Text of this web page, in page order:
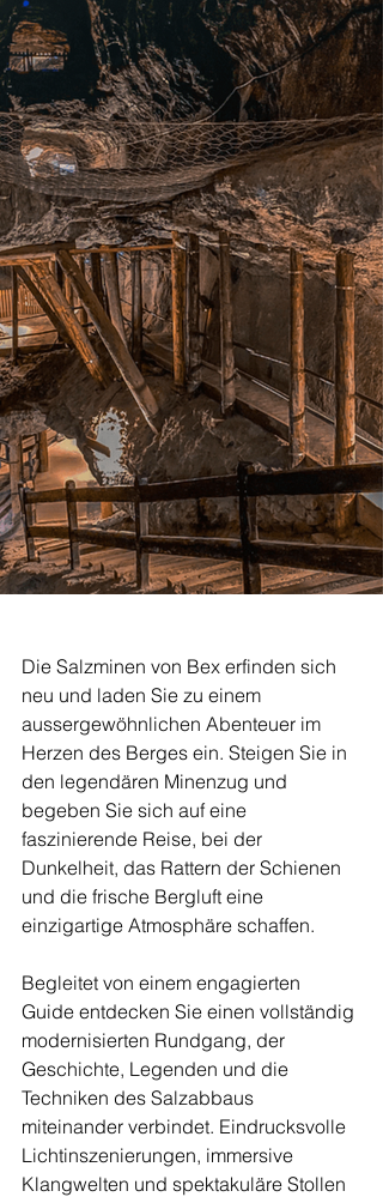
Die Salzminen von Bex erfinden sich
neu und laden Sie zu einem
aussergewöhnlichen Abenteuer im
Herzen des Berges ein. Steigen Sie in
den legendären Minenzug und
begeben Sie sich auf eine
faszinierende Reise, bei der
Dunkelheit, das Rattern der Schienen
und die frische Bergluft eine
einzigartige Atmosphäre schaffen.
Begleitet von einem engagierten
Guide entdecken Sie einen vollständig
modernisierten Rundgang, der
Geschichte, Legenden und die
Techniken des Salzabbaus
miteinander verbindet. Eindrucksvolle
Lichtinszenierungen, immersive
Klangwelten und spektakuläre Stollen